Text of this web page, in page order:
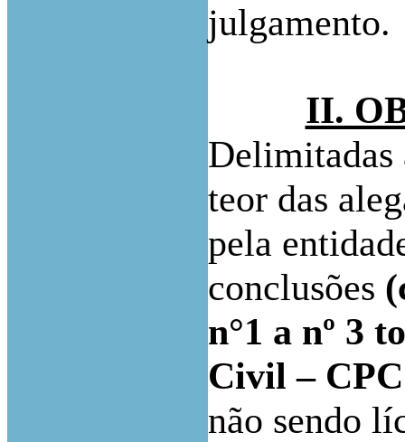
julgamento.
II.
Delimitadas
teor das
pela
conclusões
n°1 a nº 3
Civil –
não sendo